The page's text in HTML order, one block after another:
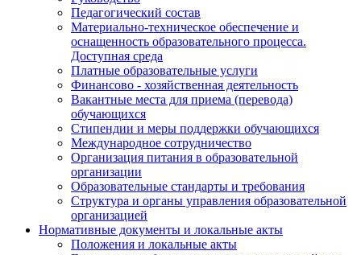
Педагогический состав
Материально-техническое обеспечение и
оснащенность образовательного процесса.
Доступная среда
Платные образовательные услуги
Финансово - хозяйственная деятельность
Вакантные места для приема (перевода)
обучающихся
Стипендии и меры поддержки обучающихся
Международное сотрудничество
Организация питания в образовательной
организации
Образовательные стандарты и требования
Структура и органы управления образовательной
организацией
Нормативные документы и локальные акты
Положения и локальные акты